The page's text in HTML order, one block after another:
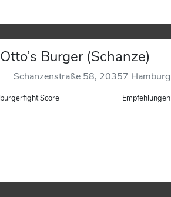
Otto’s Burger (Schanze)
Schanzenstraße 58, 20357 Hamburg
burgerfight Score Empfehlungen